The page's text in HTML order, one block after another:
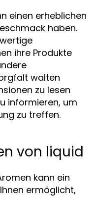
einen erheblichen
haben.
ihre Produkte
walten
zu lesen
informieren, um
zu treffen.
von liquid
kann ein
ermöglicht,